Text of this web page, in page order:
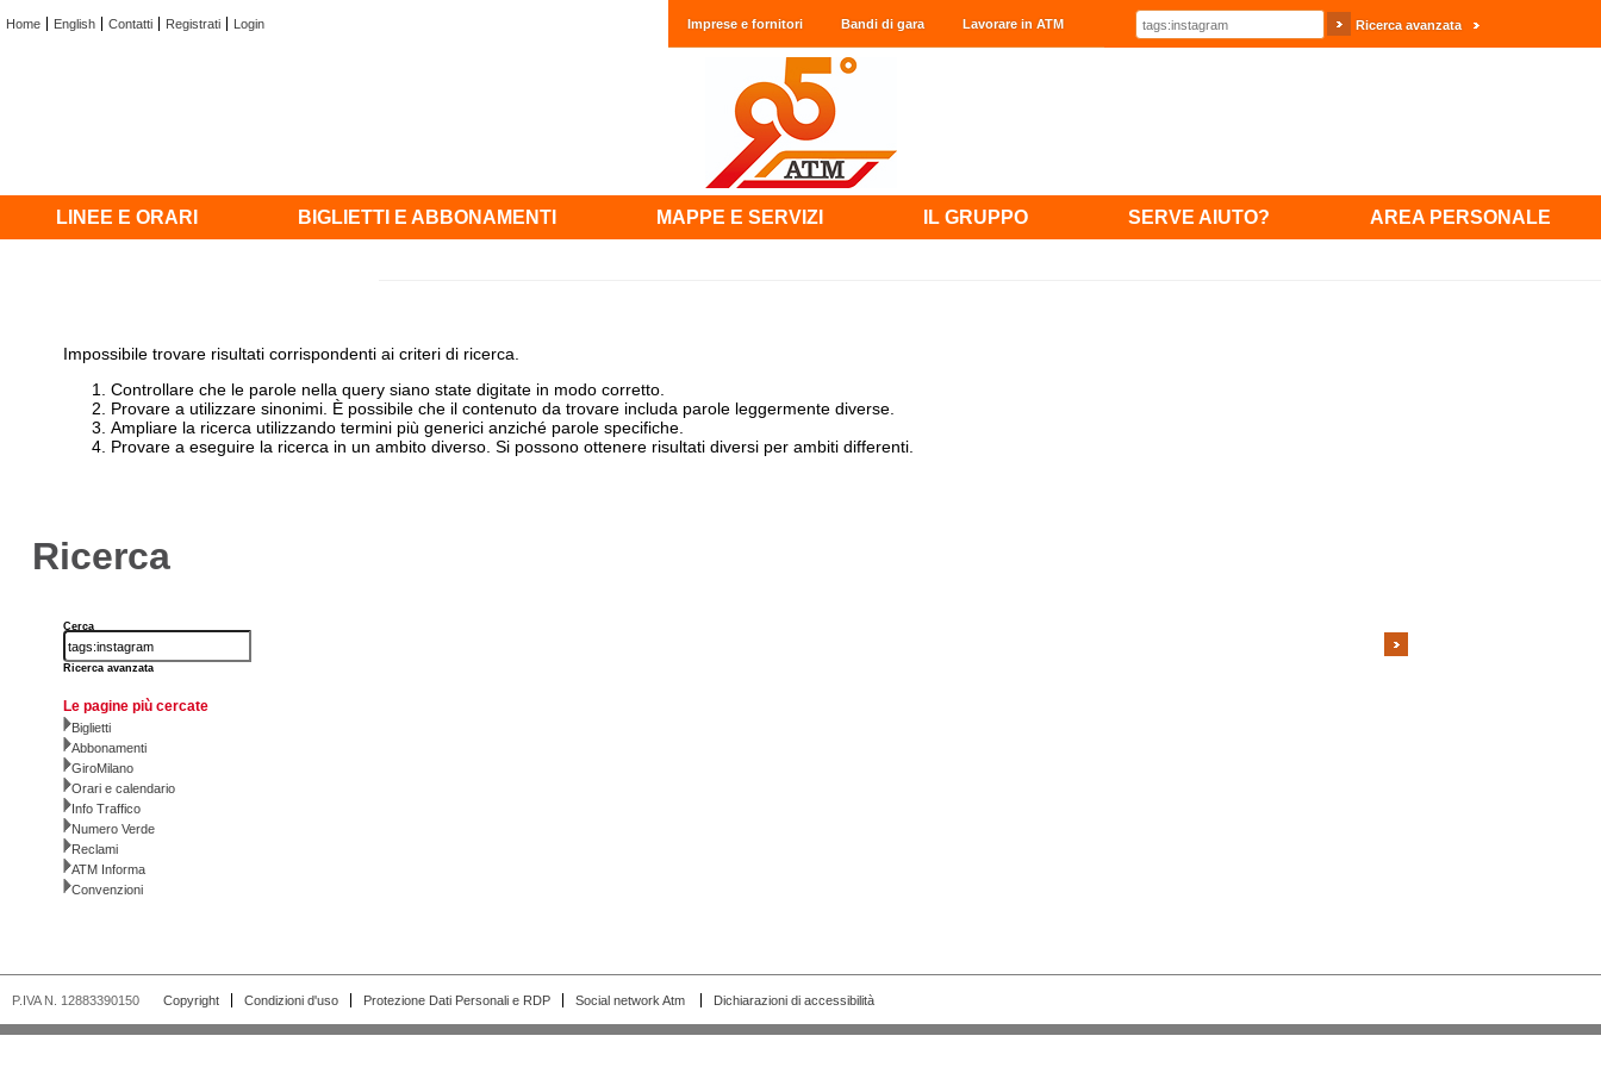
Home English Contatti Registrati Login Imprese e fornitori Bandi di gara Lavorare in ATM Ricerca avanzata
LINEE E ORARI BIGLIETTI E ABBONAMENTI MAPPE E SERVIZI IL GRUPPO SERVE AIUTO? AREA PERSONALE
Impossibile trovare risultati corrispondenti ai criteri di ricerca.
Controllare che le parole nella query siano state digitate in modo corretto.
Provare a utilizzare sinonimi. È possibile che il contenuto da trovare includa parole leggermente diverse.
Ampliare la ricerca utilizzando termini più generici anziché parole specifiche.
Provare a eseguire la ricerca in un ambito diverso. Si possono ottenere risultati diversi per ambiti differenti.
Ricerca
Cerca
Ricerca avanzata
Le pagine più cercate
Biglietti
Abbonamenti
GiroMilano
Orari e calendario
Info Traffico
Numero Verde
Reclami
ATM Informa
Convenzioni
P.IVA N. 12883390150 Copyright Condizioni d'uso Protezione Dati Personali e RDP Social network Atm Dichiarazioni di accessibilità